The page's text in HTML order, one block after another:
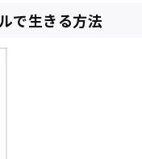
で生きる方法